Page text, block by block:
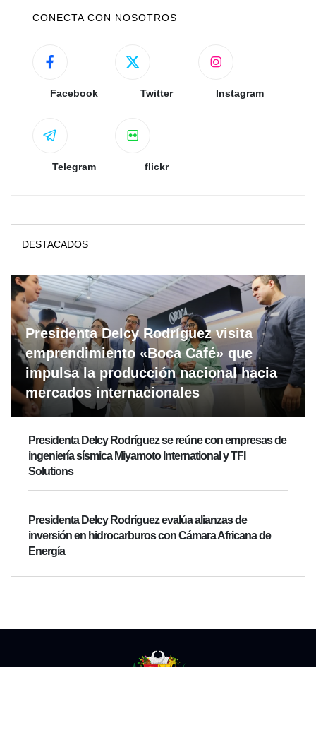
CONECTA CON NOSOTROS
Facebook Twitter Instagram
Telegram flickr
DESTACADOS
Presidenta Delcy Rodríguez visita
emprendimiento «Boca Café» que
impulsa la producción nacional hacia
mercados internacionales
Presidenta Delcy Rodríguez se reúne con empresas de
ingeniería sísmica Miyamoto International y TFI
Solutions
Presidenta Delcy Rodríguez evalúa alianzas de
inversión en hidrocarburos con Cámara Africana de
Energía